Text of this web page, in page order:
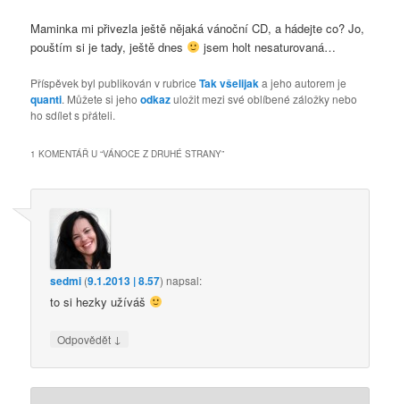
Maminka mi přivezla ještě nějaká vánoční CD, a hádejte co? Jo,
pouštím si je tady, ještě dnes
jsem holt nesaturovaná…
Příspěvek byl publikován v rubriceTak všelijaka jeho autorem je
quanti. Můžete si jehoodkazuložit mezi své oblíbené záložky nebo
ho sdílet s přáteli.
1 KOMENTÁŘ U “VÁNOCE Z DRUHÉ STRANY”
sedmi (9.1.2013 | 8.57)napsal:
to si hezky užíváš
Odpovědět ↓